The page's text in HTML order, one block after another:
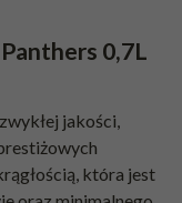
0,7L
jakości,
która jest